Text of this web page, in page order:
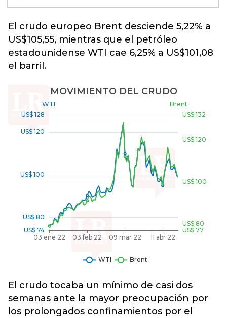
El crudo europeo Brent desciende 5,22% a
US$105,55, mientras que el petróleo
estadounidense WTI cae 6,25% a US$101,08
el barril.
El crudo tocaba un mínimo de casi dos
semanas ante la mayor preocupación por
los prolongados confinamientos por el